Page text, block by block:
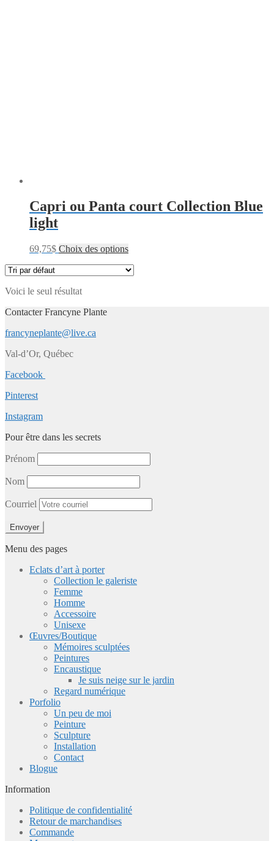
Capri ou Panta court Collection Blue
light
69,75$ Choix des options
Voici le seul résultat
Contacter Francyne Plante
francyneplante@live.ca
Val-d’Or, Québec
Facebook
Pinterest
Instagram
Pour être dans les secrets
Prénom
Nom
Courriel
Menu des pages
Eclats d’art à porter
Collection le galeriste
Femme
Homme
Accessoire
Unisexe
Œuvres/Boutique
Mémoires sculptées
Peintures
Encaustique
Je suis neige sur le jardin
Regard numérique
Porfolio
Un peu de moi
Peinture
Sculpture
Installation
Contact
Blogue
Information
Politique de confidentialité
Retour de marchandises
Commande